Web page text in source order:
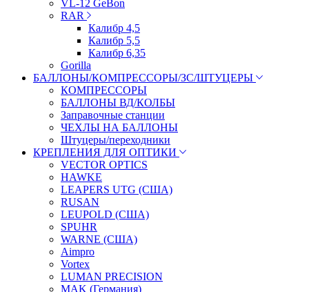
VL-12 GeBon
RAR
Калибр 4,5
Калибр 5,5
Калибр 6,35
Gorilla
БАЛЛОНЫ/КОМПРЕССОРЫ/ЗС/ШТУЦЕРЫ
КОМПРЕССОРЫ
БАЛЛОНЫ ВД/КОЛБЫ
Заправочные станции
ЧЕХЛЫ НА БАЛЛОНЫ
Штуцеры/переходники
КРЕПЛЕНИЯ ДЛЯ ОПТИКИ
VECTOR OPTICS
HAWKE
LEAPERS UTG (США)
RUSAN
LEUPOLD (США)
SPUHR
WARNE (США)
Aimpro
Vortex
LUMAN PRECISION
MAK (Германия)